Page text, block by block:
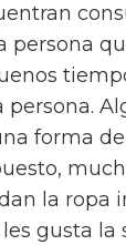
persona
persona.
forma
la ropa
gusta la